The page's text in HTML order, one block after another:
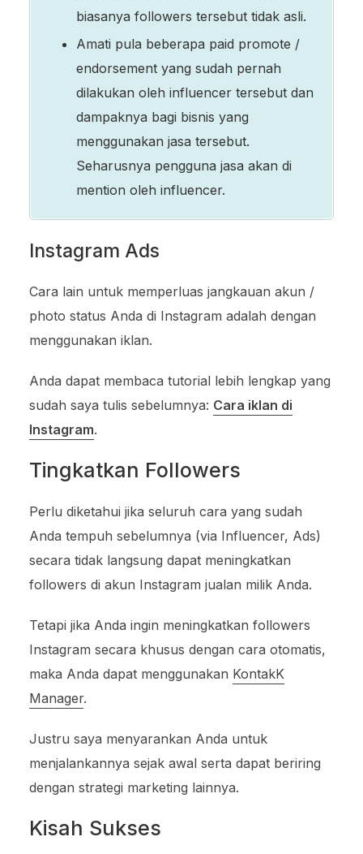
biasanya followers tersebut tidak asli.
Amati pula beberapa paid promote /
endorsement yang sudah pernah
dilakukan oleh influencer tersebut dan
dampaknya bagi bisnis yang
menggunakan jasa tersebut.
Seharusnya pengguna jasa akan di
mention oleh influencer.
Instagram Ads
Cara lain untuk memperluas jangkauan akun /
photo status Anda di Instagram adalah dengan
menggunakan iklan.
Anda dapat membaca tutorial lebih lengkap yang
sudah saya tulis sebelumnya: Cara iklan di
Instagram.
Tingkatkan Followers
Perlu diketahui jika seluruh cara yang sudah
Anda tempuh sebelumnya (via Influencer, Ads)
secara tidak langsung dapat meningkatkan
followers di akun Instagram jualan milik Anda.
Tetapi jika Anda ingin meningkatkan followers
Instagram secara khusus dengan cara otomatis,
maka Anda dapat menggunakan KontakK
Manager.
Justru saya menyarankan Anda untuk
menjalankannya sejak awal serta dapat beriring
dengan strategi marketing lainnya.
Kisah Sukses